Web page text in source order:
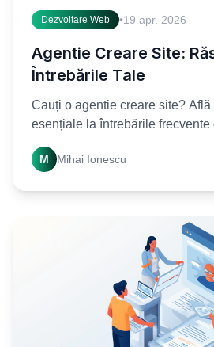
Dezvoltare Web •19 apr. 2026
Agentie Creare Site:
Întrebările Tale
Cauți o agentie creare site? Află
esențiale la întrebările frecvente
profesional!
M Mihai Ionescu